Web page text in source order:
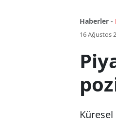
Haberler -
16 Ağustos